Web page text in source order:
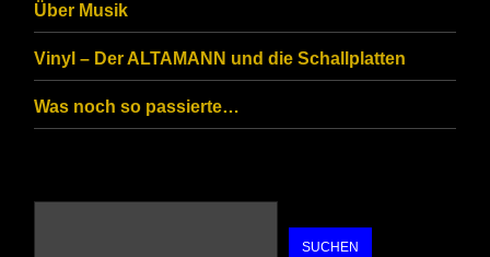
Über Musik
Vinyl – Der ALTAMANN und die Schallplatten
Was noch so passierte…
SUCHEN